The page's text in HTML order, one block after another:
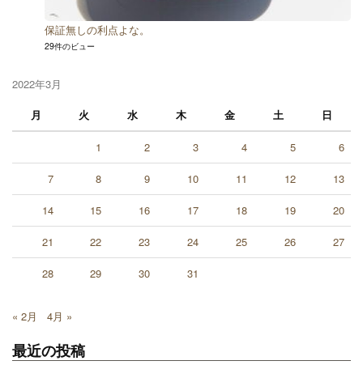
保証無しの利点よな。
29件のビュー
2022年3月
月
火 水 木 金 土 日
1 2 3 4 5 6
7 8 9 10 11 12 13
14 15 16 17 18 19 20
21 22 23 24 25 26 27
28 29 30 31
« 2月 4月 »
最近の投稿